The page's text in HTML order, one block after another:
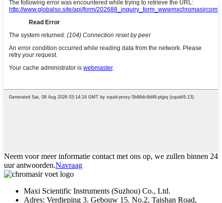
Neem voor meer informatie contact met ons op, we zullen binnen 24
uur antwoorden.Navraag
Maxi Scientific Instruments (Suzhou) Co., Ltd.
Adres: Verdieping 3. Gebouw 15. No.2, Taishan Road,